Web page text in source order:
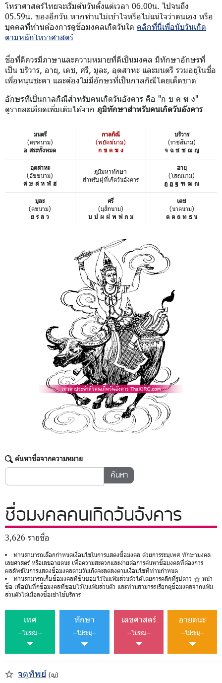
โหราศาสตร์ไทยจะเริ่มต้นวันตั้งแต่เวลา 06.00น. ไปจนถึง
05.59น. ของอีกวัน หากท่านไม่เข้าใจหรือไม่แน่ใจว่าตนเอง หรือ
บุคคลที่ท่านต้องการดูชื่อมงคลเกิดวันใด คลิกที่นี่เพื่อนับวันเกิด
ตามหลักโหราศาสตร์
ชื่อที่ดีควรมีภาษาและความหมายที่ดีเป็นมงคล มีทักษาอักษรที่
เป็น บริวาร, อายุ, เดช, ศรี, มูละ, อุตสาหะ และมนตรี รวมอยู่ในชื่อ
เพื่อหนุนชะตา และต้องไม่มีอักษรที่เป็นกาลกิณีโดยเด็ดขาด
อักษรที่เป็นกาลกิณีสำหรับคนเกิดวันอังคาร คือ "ก ข ค ฆ ง"
ดูรายละเอียดเพิ่มเติมได้จาก ภูมิทักษาสำหรับคนเกิดวันอังคาร
มนตรี
(ครุฑนาม)
อ สระทั้งหมด
กาลกิณี
(พยัคฆ์นาม)
ก ข ค ฆ ง
บริวาร
(ราชสีนาม)
จ ฉ ช ซ ฌ ญ
อุตสาหะ
(อัชชนาม)
ศ ษ ส ห ฬ ฮ
ภูมิมหาทักษา
สำหรับผู้ที่เกิดวันอังคาร
อายุ
(โสณนาม)
ฎ ฏ ฐ ฑ ฒ ณ
มูละ
(คชนาม)
ย ร ล ว
ศรี
(มุสิกนาม)
บ ป ผ ฝ พ ฟ ภ ม
เดช
(นาคนาม)
ด ต ถ ท ธ น
ค้นหาชื่อจากความหมาย
ชื่อมงคลคนเกิดวันอังคาร
3,626 รายชื่อ
ท่านสามารถเลือกกำหนดเงื่อนไขในการแสดงชื่อมงคล ด้วยการระบุเพศ ทักษามงคล
เลขศาสตร์ หรือเลขอายตนะ เพื่อความสะดวกและง่ายต่อการค้นหาชื่อมงคลที่ต้องการ
ผลลัพธ์ในการแสดงชื่อมงคลตามวันเกิดจะลดลงตามเงื่อนไขที่ท่านกำหนด
ท่านสามารถเก็บชื่อมงคลที่ชื่นชอบไว้ในแฟ้มส่วนตัวได้โดยการคลิกที่รูปดาว
หน้า
ชื่อ เพื่อบันทึกชื่อมงคลที่ชอบไว้ในแฟ้มส่วนตัว และท่านสามารถเรียกดูชื่อมงคลจากแฟ้ม
ส่วนตัวได้เมื่อลงชื่อเข้าใช้บริการ
เพศ
--ไม่ระบุ--
ทักษา
--ไม่ระบุ--
เลขศาสตร์
--ไม่ระบุ--
อายตนะ
--ไม่ระบุ--
จตุทิพย์ (ญ)